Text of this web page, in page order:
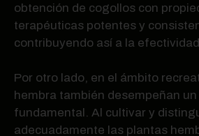
obtención de cogollos con
terapéuticas potentes y
contribuyendo así a la
Por otro lado, en el ámbito
hembra también desempeñan un
fundamental. Al cultivar y
adecuadamente las plantas